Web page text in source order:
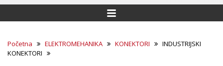
Početna ELEKTROMEHANIKA KONEKTORI
INDUSTRIJSKI
KONEKTORI